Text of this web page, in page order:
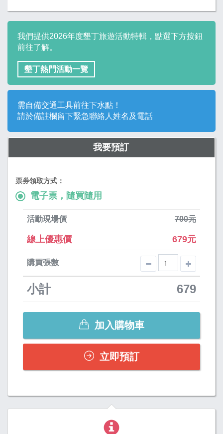
我們提供2026年度墾丁旅遊活動特輯，點選下方按鈕
前往了解。
墾丁熱門活動一覽
需自備交通工具前往下水點！
請於備註欄留下緊急聯絡人姓名及電話
我要預訂
票券領取方式：
電子票，隨買隨用
活動現場價 700元
線上優惠價 679元
購買張數
小計 679
加入購物車
立即預訂